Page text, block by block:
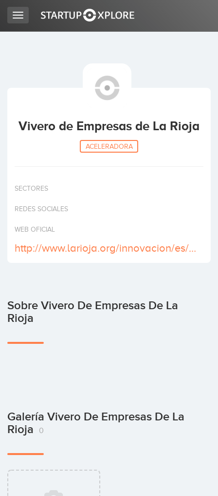
ACCESO
Invertir
Toggle
navigation
Vivero de Empresas de La Rioja
ACELERADORA
SECTORES
REDES SOCIALES
WEB OFICIAL
http://www.larioja.org/innovacion/es/vivero-empresas/vivero-empresas
Sobre Vivero De Empresas De La
Rioja
Galería Vivero De Empresas De La
Rioja
0